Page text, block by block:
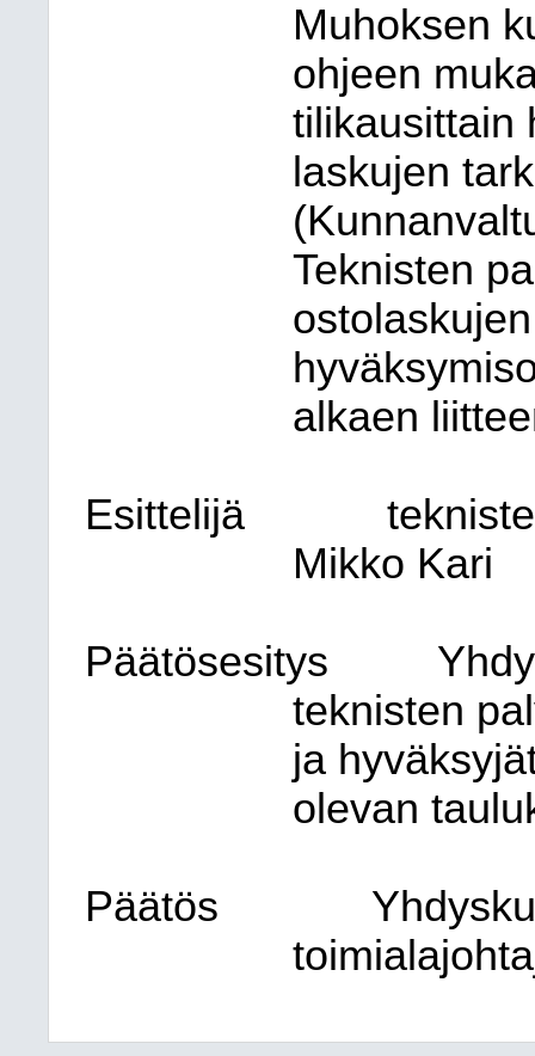
Muhoksen
ohjeen
tilikausittain
laskujen
Teknisten
alkaen
Esittelijä
Mikko Kari
Päätösesitys
teknisten
ja
olevan
Päätös